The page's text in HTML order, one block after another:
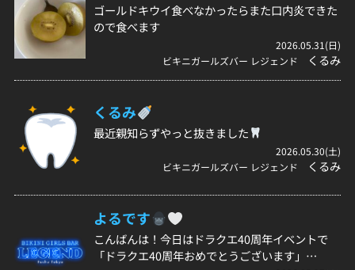
ゴールドキウイ食べなかったらまた口内炎できた
ので食べます
2026.05.31(日)
ビキニガールズバー レジェンド
くるみ
くるみ
最近親知らずやっと抜きました
2026.05.30(土)
ビキニガールズバー レジェンド
くるみ
よるです
こんばんは！今日はドラクエ40周年イベントで
「ドラクエ40周年おめでとうございます」…